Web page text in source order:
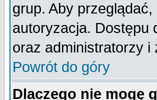
grup. Aby
autoryzacja. Dostępu
oraz administratorzy i
Powrót do góry
Dlaczego nie mogę